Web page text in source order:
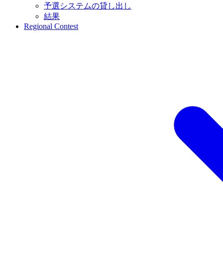
予選システムの貸し出し
結果
Regional Contest